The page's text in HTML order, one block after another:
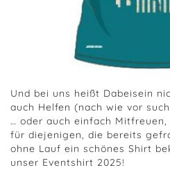
Und bei uns heißt Dabeisein
auch Helfen (nach wie vor
… oder auch einfach
für diejenigen, die bereits
ohne Lauf ein schönes Shirt
unser Eventshirt 2025!